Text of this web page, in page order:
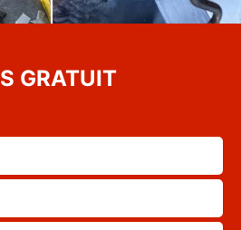
GRATUIT